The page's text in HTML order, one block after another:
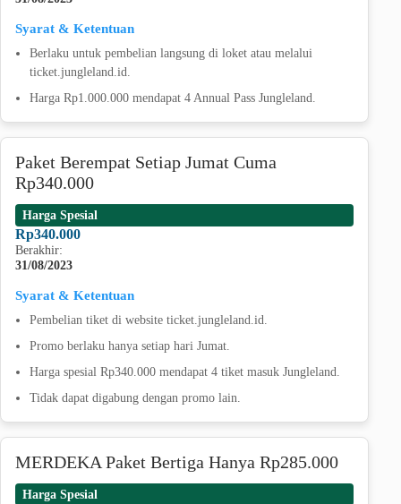
Syarat & Ketentuan
Berlaku untuk pembelian langsung di loket atau melalui
ticket.jungleland.id.
Harga Rp1.000.000 mendapat 4 Annual Pass Jungleland.
Paket Berempat Setiap Jumat Cuma
Rp340.000
Harga Spesial
Rp340.000
Berakhir:
31/08/2023
Syarat & Ketentuan
Pembelian tiket di website ticket.jungleland.id.
Promo berlaku hanya setiap hari Jumat.
Harga spesial Rp340.000 mendapat 4 tiket masuk Jungleland.
Tidak dapat digabung dengan promo lain.
MERDEKA Paket Bertiga Hanya Rp285.000
Harga Spesial